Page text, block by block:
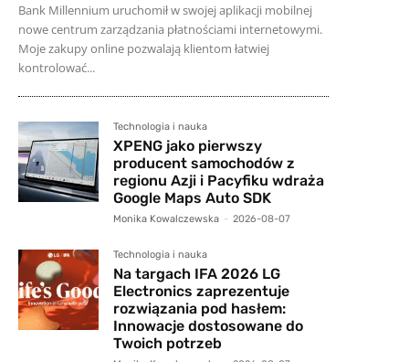
Bank Millennium uruchomił w swojej aplikacji mobilnej
nowe centrum zarządzania płatnościami internetowymi.
Moje zakupy online pozwalają klientom łatwiej
kontrolować...
Technologia i nauka
XPENG jako pierwszy
producent samochodów z
regionu Azji i Pacyfiku wdraża
Google Maps Auto SDK
Monika Kowalczewska - 2026-08-07
Technologia i nauka
Na targach IFA 2026 LG
Electronics zaprezentuje
rozwiązania pod hasłem:
Innowacje dostosowane do
Twoich potrzeb